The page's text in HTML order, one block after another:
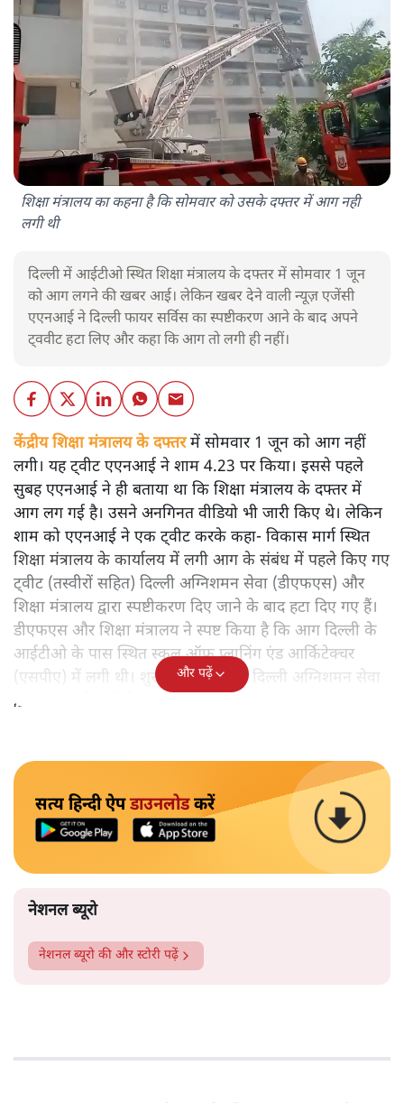
शिक्षा मंत्रालय का कहना है कि सोमवार को उसके दफ्तर में आग नही
लगी थी
दिल्ली में आईटीओ स्थित शिक्षा मंत्रालय के दफ्तर में सोमवार 1 जून
को आग लगने की खबर आई। लेकिन खबर देने वाली न्यूज़ एजेंसी
एएनआई ने दिल्ली फायर सर्विस का स्पष्टीकरण आने के बाद अपने
ट्ववीट हटा लिए और कहा कि आग तो लगी ही नहीं।
केंद्रीय शिक्षा मंत्रालय के दफ्तरमें सोमवार 1 जून को आग नहीं
लगी। यह ट्वीट एएनआई ने शाम 4.23 पर किया। इससे पहले
सुबह एएनआई ने ही बताया था कि शिक्षा मंत्रालय के दफ्तर में
आग लग गई है। उसने अनगिनत वीडियो भी जारी किए थे। लेकिन
शाम को एएनआई ने एक ट्वीट करके कहा- विकास मार्ग स्थित
शिक्षा मंत्रालय के कार्यालय में लगी आग के संबंध में पहले किए गए
ट्वीट (तस्वीरों सहित) दिल्ली अग्निशमन सेवा (डीएफएस) और
शिक्षा मंत्रालय द्वारा स्पष्टीकरण दिए जाने के बाद हटा दिए गए हैं।
डीएफएस और शिक्षा मंत्रालय ने स्पष्ट किया है कि आग दिल्ली के
आईटीओ के पास स्थित स्कूल ऑफ प्लानिंग एंड आर्किटेक्चर
(एसपीए) में लगी थी। शुरुआती जानकारी दिल्ली अग्निशमन सेवा
द्वारा प्रदान की गई थी।
और पढ़ें
सत्य हिन्दी ऐपडाउनलोडकरें
नेशनल ब्यूरो
नेशनल ब्यूरो की और स्टोरी पढ़ें